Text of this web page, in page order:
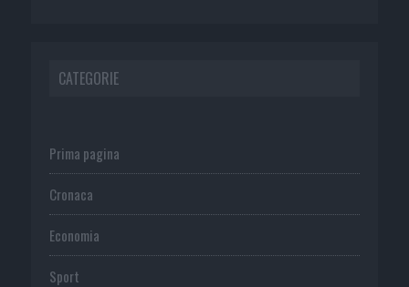
CATEGORIE
Prima pagina
Cronaca
Economia
Sport